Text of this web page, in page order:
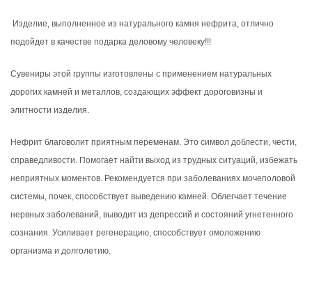
Изделие, выполненное из натурального камня нефрита, отлично
подойдет в качестве подарка деловому человеку!!!
Сувениры этой группы изготовлены с применением натуральных
дорогих камней и металлов, создающих эффект дороговизны и
элитности изделия.
Нефрит благоволит приятным переменам. Это символ доблести, чести,
справедливости. Помогает найти выход из трудных ситуаций, избежать
неприятных моментов. Рекомендуется при заболеваниях мочеполовой
системы, почек, способствует выведению камней. Облегчает течение
нервных заболеваний, выводит из депрессий и состояний угнетенного
сознания. Усиливает регенерацию, способствует омоложению
организма и долголетию.